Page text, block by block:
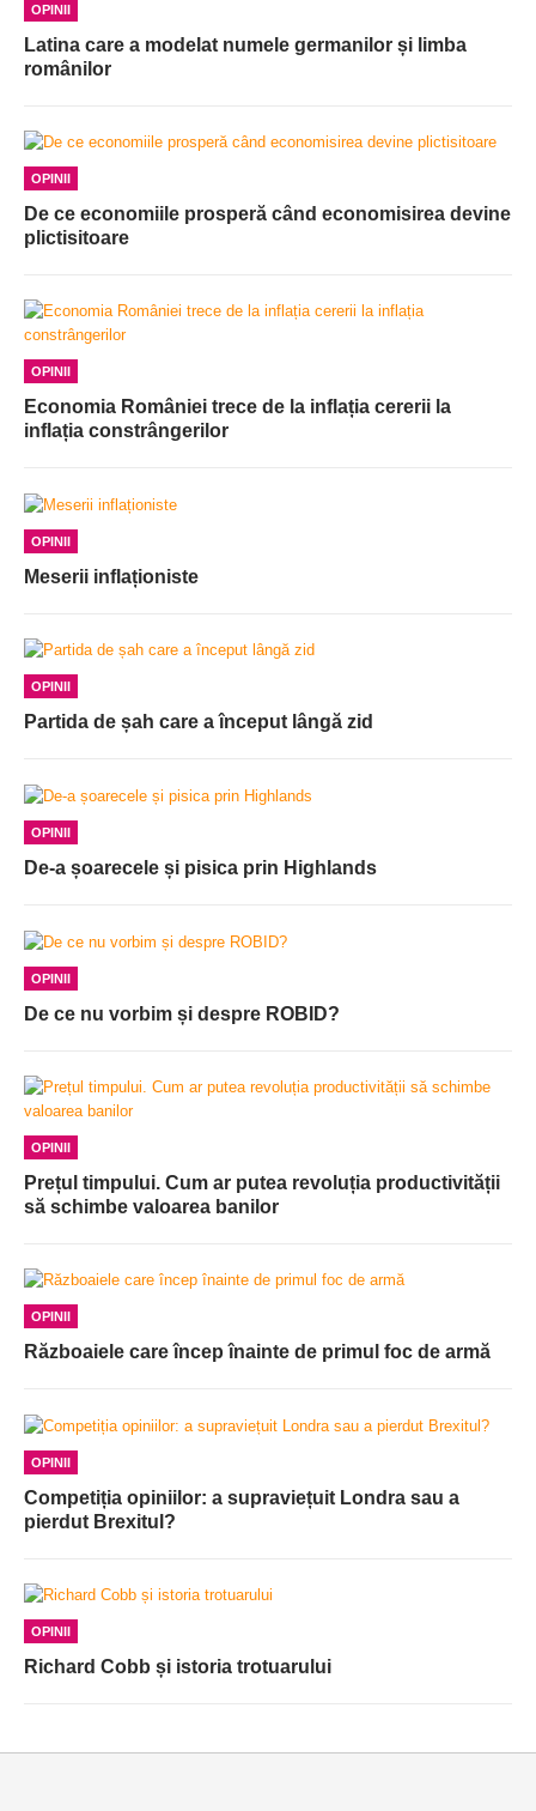
OPINII
Latina care a modelat numele germanilor și limba
românilor
OPINII
De ce economiile prosperă când economisirea devine
plictisitoare
OPINII
Economia României trece de la inflația cererii la
inflația constrângerilor
OPINII
Meserii inflaționiste
OPINII
Partida de șah care a început lângă zid
OPINII
De-a șoarecele și pisica prin Highlands
OPINII
De ce nu vorbim și despre ROBID?
OPINII
Prețul timpului. Cum ar putea revoluția productivității
să schimbe valoarea banilor
OPINII
Războaiele care încep înainte de primul foc de armă
OPINII
Competiția opiniilor: a supraviețuit Londra sau a
pierdut Brexitul?
OPINII
Richard Cobb și istoria trotuarului